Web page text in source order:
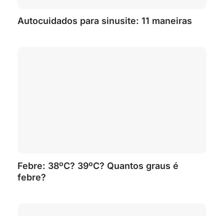
Autocuidados para sinusite: 11 maneiras
Febre: 38ºC? 39ºC? Quantos graus é
febre?